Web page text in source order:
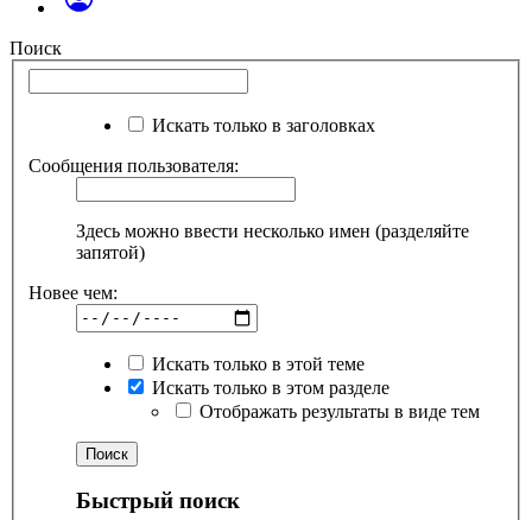
Поиск
Искать только в заголовках
Сообщения пользователя:
Здесь можно ввести несколько имен (разделяйте
запятой)
Новее чем:
Искать только в этой теме
Искать только в этом разделе
Отображать результаты в виде тем
Быстрый поиск